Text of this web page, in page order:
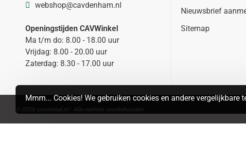
Mmm... Cookies! We gebruiken cookies en andere
webshop@cavdenham.nl
Openingstijden CAVWinkel
Ma t/m do: 8.00 - 18.00 uur
Vrijdag: 8.00 - 20.00 uur
Zaterdag: 8.30 - 17.00 uur
Nieuwsbrief
Sitemap